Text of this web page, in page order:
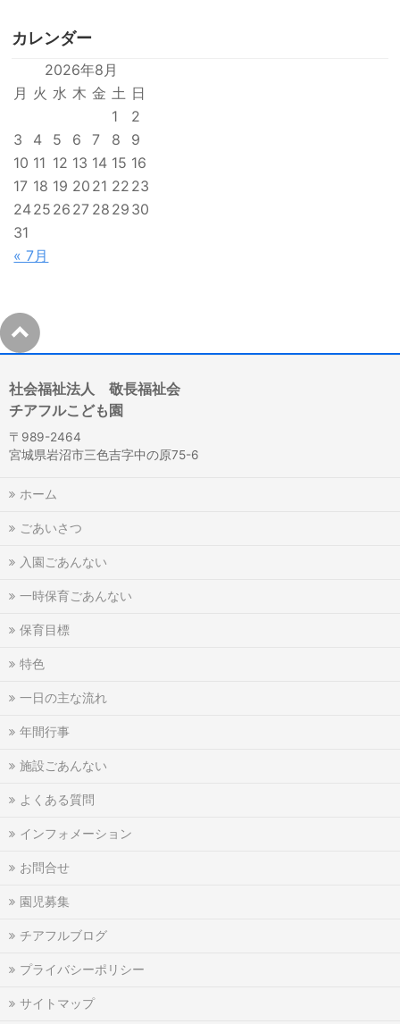
カレンダー
2026年8月
月 火 水 木 金 土 日
« 7月
1
2
3
4 5 6 7 8
9
10 11 12 13 14 15 16
17 18 19 20 21 22 23
2425 26 27 28 29 30
31
社会福祉法人 敬長福祉会
チアフルこども園
〒989-2464
宮城県岩沼市三色吉字中の原75-6
ホーム
ごあいさつ
入園ごあんない
一時保育ごあんない
保育目標
特色
一日の主な流れ
年間行事
施設ごあんない
よくある質問
インフォメーション
お問合せ
園児募集
チアフルブログ
プライバシーポリシー
サイトマップ